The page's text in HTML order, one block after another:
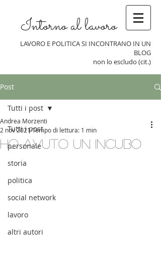
Intorno al lavoro
LAVORO E POLITICA SI INCONTRANO IN UN
BLOG
non lo escludo (cit.)
Post
Tutti i post
personale
storia
politica
social network
lavoro
altri autori
Tutti i post
Ho avuto un incubo
Andrea Morzenti
2 nov 2021Tempo di lettura: 1 min